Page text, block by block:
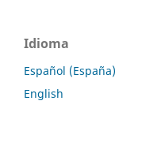
Idioma
Español (España)
English